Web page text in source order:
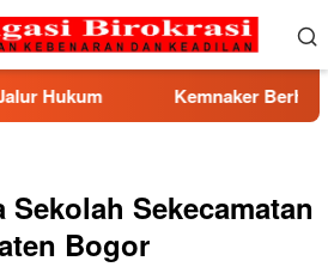
Berhasil Mediasi Perselisihan
Sekecamatan
Bogor